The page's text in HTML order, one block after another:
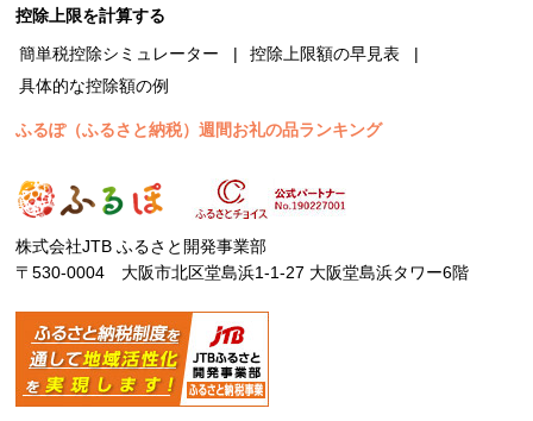
控除上限を計算する
簡単税控除シミュレーター
控除上限額の早見表
具体的な控除額の例
ふるぽ（ふるさと納税）週間お礼の品ランキング
株式会社JTB ふるさと開発事業部
〒530-0004 大阪市北区堂島浜1-1-27 大阪堂島浜タワー6階